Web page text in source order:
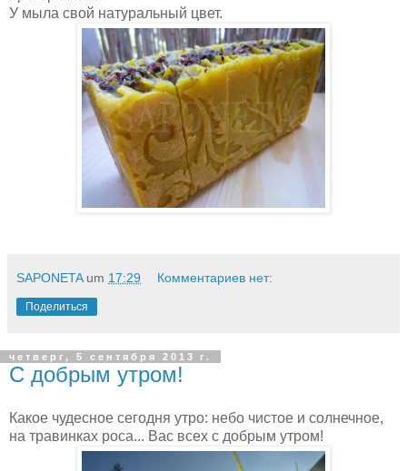
У мыла свой натуральный цвет.
SAPONETA um 17:29 Комментариев нет:
Поделиться
четверг, 5 сентября 2013 г.
С добрым утром!
Какое чудесное сегодня утро: небо чистое и солнечное,
на травинках роса... Вас всех с добрым утром!